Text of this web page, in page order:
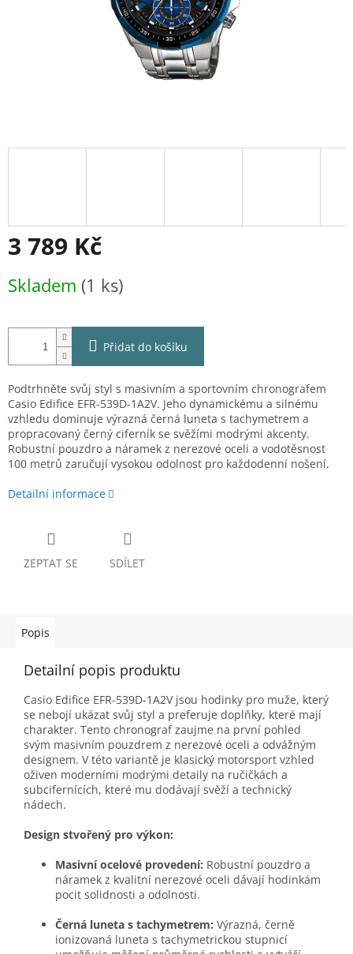
3 789 Kč
cena:
Skladem (1 ks)
Přidat do košíku
Podtrhněte svůj styl s masivním a sportovním chronografem
Casio Edifice EFR-539D-1A2V. Jeho dynamickému a silnému
vzhledu dominuje výrazná černá luneta s tachymetrem a
propracovaný černý ciferník se svěžími modrými akcenty.
Robustní pouzdro a náramek z nerezové oceli a vodotěsnost
100 metrů zaručují vysokou odolnost pro každodenní nošení.
Detailní informace
ZEPTAT SE SDÍLET
Popis
Detailní popis produktu
Casio Edifice EFR-539D-1A2V jsou hodinky pro muže, který
se nebojí ukázat svůj styl a preferuje doplňky, které mají
charakter. Tento chronograf zaujme na první pohled
svým masivním pouzdrem z nerezové oceli a odvážným
designem. V této variantě je klasický motorsport vzhled
oživen moderními modrými detaily na ručičkách a
subcifernících, které mu dodávají svěží a technický
nádech.
Design stvořený pro výkon:
Masivní ocelové provedení: Robustní pouzdro a
náramek z kvalitní nerezové oceli dávají hodinkám
pocit solidnosti a odolnosti.
Černá luneta s tachymetrem: Výrazná, černě
ionizovaná luneta s tachymetrickou stupnicí